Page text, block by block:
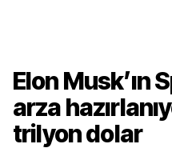
Elon Musk’ın
arza
trilyon dolar